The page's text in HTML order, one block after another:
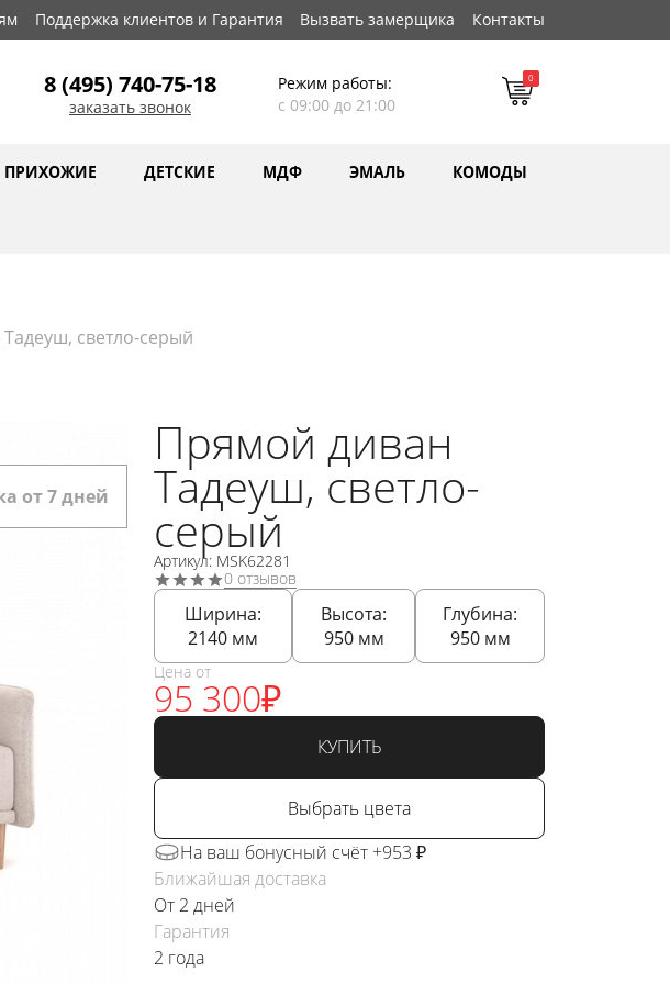
Поддержка клиентов и Гарантия Вызвать замерщика Контакты
8 (495) 740-75-18
заказать звонок
Режим работы:
с 09:00 до 21:00
0
ПРИХОЖИЕ ДЕТСКИЕ МДФ ЭМАЛЬ КОМОДЫ
светло-серый
от 7 дней
Прямой диван
Тадеуш, светло-
серый
Артикул: MSK62281
0 отзывов
Ширина:
2140 мм
Высота:
950мм
Глубина:
950мм
Цена от
95 300₽
КУПИТЬ
Выбрать цвета
На ваш бонусный счёт +953 ₽
Ближайшая доставка
От 2 дней
Гарантия
2 года